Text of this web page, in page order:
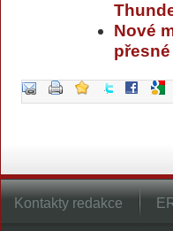
Nové
Kontakty redakce